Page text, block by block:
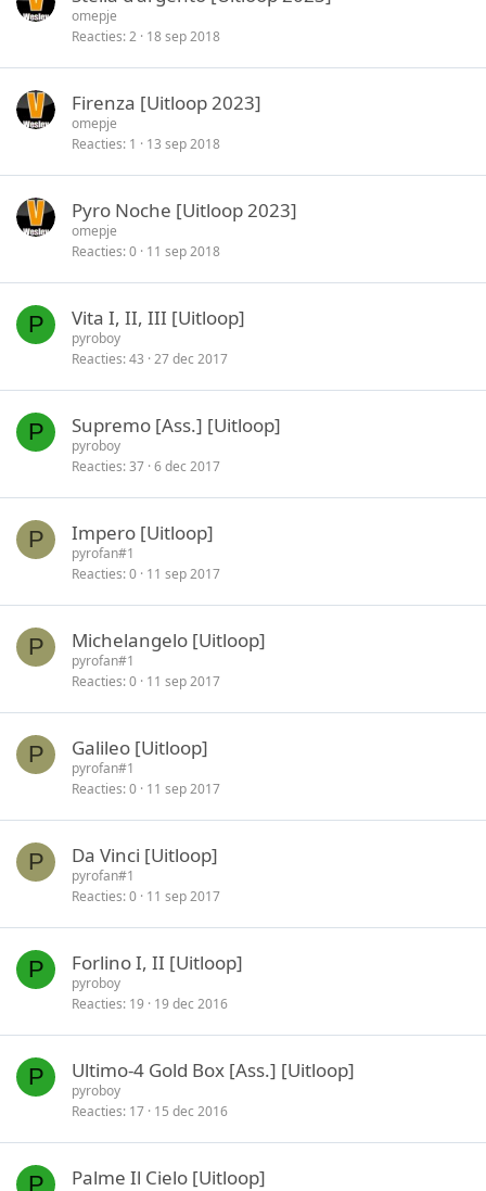
omepje
Reacties 2 18 sep 2018
Firenza [Uitloop 2023]
omepje
Reacties 1 13 sep 2018
Pyro Noche [Uitloop 2023]
omepje
Reacties 0 11 sep 2018
P Vita I, II, III [Uitloop]
pyroboy
Reacties 43 27 dec 2017
P Supremo [Ass.] [Uitloop]
pyroboy
Reacties 37 6 dec 2017
P Impero [Uitloop]
pyrofan#1
Reacties 0 11 sep 2017
P Michelangelo [Uitloop]
pyrofan#1
Reacties 0 11 sep 2017
P Galileo [Uitloop]
pyrofan#1
Reacties 0 11 sep 2017
P Da Vinci [Uitloop]
pyrofan#1
Reacties 0 11 sep 2017
P Forlino I, II [Uitloop]
pyroboy
Reacties 19 19 dec 2016
P Ultimo-4 Gold Box [Ass.] [Uitloop]
pyroboy
Reacties 17 15 dec 2016
P Palme Il Cielo [Uitloop]